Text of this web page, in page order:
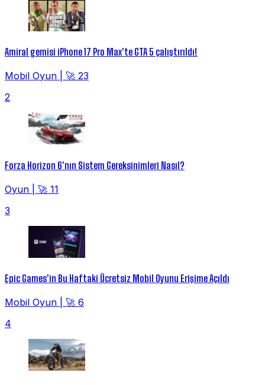
Amiral gemisi iPhone 17 Pro Max'te GTA 5 çalıştırıldı!
Mobil Oyun
🚀 23
2
Forza Horizon 6'nın Sistem Gereksinimleri Nasıl?
Oyun
🚀 11
3
Epic Games'in Bu Haftaki Ücretsiz Mobil Oyunu Erişime Açıldı
Mobil Oyun
🚀 6
4